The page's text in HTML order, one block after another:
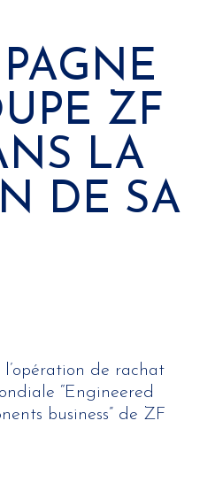
ZF
LA
DE SA
de rachat
“Engineered
business” de ZF